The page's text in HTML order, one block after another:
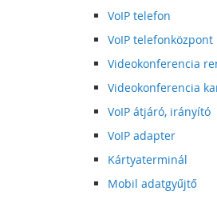
VoIP telefon
VoIP telefonközpont
Videokonferencia
Videokonferencia
VoIP átjáró, irányító
VoIP adapter
Kártyaterminál
Mobil adatgyűjtő